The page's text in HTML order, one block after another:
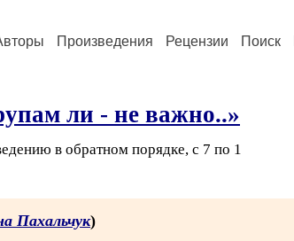
Произведения Рецензии Поиск
ли - не важно..»
в обратном порядке, с 7 по 1
Пахальчук)